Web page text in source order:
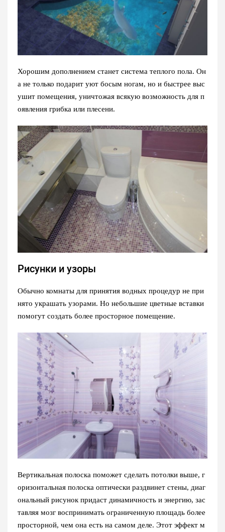
Хорошим дополнением станет система теплого пола. Он
а не только подарит уют босым ногам, но и быстрее выс
ушит помещения, уничтожая всякую возможность для п
оявления грибка или плесени.
Рисунки и узоры
Обычно комнаты для принятия водных процедур не при
нято украшать узорами. Но небольшие цветные вставки
помогут создать более просторное помещение.
Вертикальная полоска поможет сделать потолки выше, г
оризонтальная полоска оптически раздвинет стены, диаг
ональный рисунок придаст динамичность и энергию, зас
тавляя мозг воспринимать ограниченную площадь более
просторной, чем она есть на самом деле. Этот эффект м